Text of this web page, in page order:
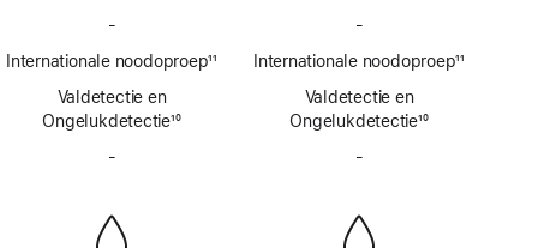
-
noodmelding
via
satelliet
Internationale noodoproep11
Valdetectie en
Ongelukdetectie10
-
-
noodmelding
via
satelliet
Internationale noodoproep11
Valdetectie en
Ongelukdetectie10
-